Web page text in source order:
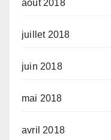
août 2018
juillet 2018
juin 2018
mai 2018
avril 2018